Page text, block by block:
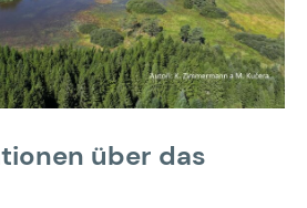
über das